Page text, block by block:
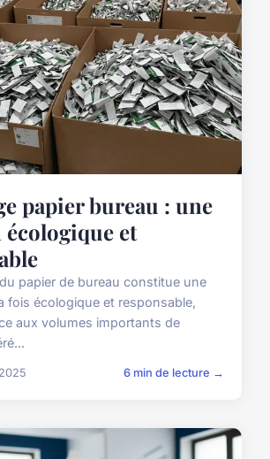
papier bureau : une
et
papier de bureau constitue une
fois écologique et responsable,
aux volumes importants de
6 min de lecture →